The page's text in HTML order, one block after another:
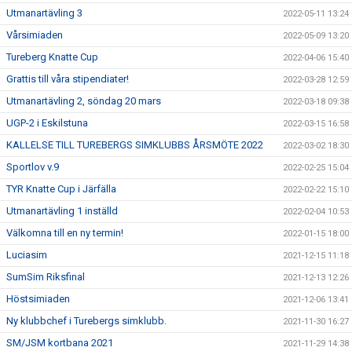
Utmanartävling 3 2022-05-11 13:24
Vårsimiaden 2022-05-09 13:20
Tureberg Knatte Cup 2022-04-06 15:40
Grattis till våra stipendiater! 2022-03-28 12:59
Utmanartävling 2, söndag 20 mars 2022-03-18 09:38
UGP-2 i Eskilstuna 2022-03-15 16:58
KALLELSE TILL TUREBERGS SIMKLUBBS ÅRSMÖTE 2022 2022-03-02 18:30
Sportlov v.9 2022-02-25 15:04
TYR Knatte Cup i Järfälla 2022-02-22 15:10
Utmanartävling 1 inställd 2022-02-04 10:53
Välkomna till en ny termin! 2022-01-15 18:00
Luciasim 2021-12-15 11:18
SumSim Riksfinal 2021-12-13 12:26
Höstsimiaden 2021-12-06 13:41
Ny klubbchef i Turebergs simklubb. 2021-11-30 16:27
SM/JSM kortbana 2021 2021-11-29 14:38